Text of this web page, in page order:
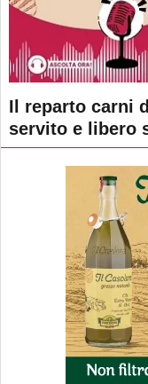
Il reparto carni
servito e libero